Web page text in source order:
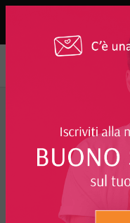
FILTRO
CAPELLI
I PIÙ RICHIESTI